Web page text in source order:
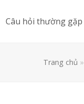
Câu hỏi thường gặp
Trang chủ »